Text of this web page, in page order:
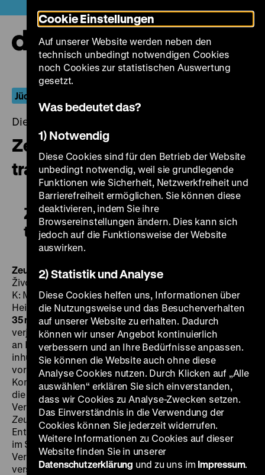
zum
Seiteninhalt
springen
Jüdische Spiegelungen
Dienstag, 02. Februar 2016, 18.00 - 00.00 Uhr
Zeugin aus der Hölle / Gorke
trave
Zeugin aus der Hölle / Gorke
trave
Zeugin aus der Hölle Gorke trave BRD/YU 1965, R:
Živorad Mitrovic, B: Frida Filipovic, Michael Mansfeld,
K: Milorad Markovic, D: Irene Papas, Daniel Gélin,
Heinz Drache, Jean Claudio, Werner Peters, 84‘·
35 mm, DF DI 02.02. um 18 Uhr · Mit EinführungNichts
verjährt, vor allem nicht die Erinnerung Überlebender
an Massenvernichtung, sexualisierte Gewalt und
inhumane medizinische Versuche. Eine junge Jüdin soll
vor Gericht über den Horror ihrer Erlebnisse in einem
Konzentrationslager aussagen. Doch wie verhält sich
die Scham auf der Seite des Opfers zur juristischen
Verantwortung auf der Seite des deutschen Staates?
Zeugin aus der Höllewirft ethische Fragen auf, die zur
Entstehungszeit des Films von der Öffentlichkeit nicht
im Sinne einer Anerkennung von Schuld und
Verantwortung beantwortet wurden. Der Film
verschwand sehr schnell aus den Kinos.
Cookie Einstellungen
Auf unserer Website werden neben den
technisch unbedingt notwendigen Cookies
noch Cookies zur statistischen Auswertung
gesetzt.
Was bedeutet das?
1) Notwendig
Diese Cookies sind für den Betrieb der Website
unbedingt notwendig, weil sie grundlegende
Funktionen wie Sicherheit, Netzwerkfreiheit und
Barrierefreiheit ermöglichen. Sie können diese
deaktivieren, indem Sie ihre
Browsereinstellungen ändern. Dies kann sich
jedoch auf die Funktionsweise der Website
auswirken.
2) Statistik und Analyse
Diese Cookies helfen uns, Informationen über
die Nutzungsweise und das Besucherverhalten
auf unserer Website zu erhalten. Dadurch
können wir unser Angebot kontinuierlich
verbessern und an Ihre Bedürfnisse anpassen.
Sie können die Website auch ohne diese
Analyse Cookies nutzen. Durch Klicken auf „Alle
auswählen“ erklären Sie sich einverstanden,
dass wir Cookies zu Analyse-Zwecken setzen.
Das Einverständnis in die Verwendung der
Cookies können Sie jederzeit widerrufen.
Weitere Informationen zu Cookies auf dieser
Website finden Sie in unserer
Datenschutzerklärung und zu uns im Impressum.